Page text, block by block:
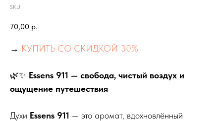
SKU:
70,00 р.
→ КУПИТЬ СО СКИДКОЙ 30%
🌿✨ Essens 911 — свобода, чистый воздух и
ощущение путешествия
Духи Essens 911 — это аромат, вдохновлённый